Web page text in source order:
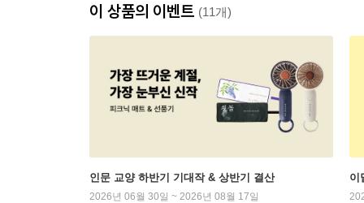
이 상품의 이벤트 (11개)
인문 교양 하반기 기대작 & 상반기 결산
2026년 06월 30일 ~ 2026년 08월 17일
이